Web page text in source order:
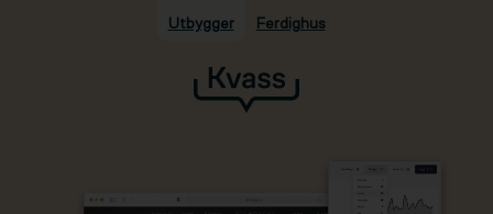
Hopp til hovedinnhold
Utbygger Ferdighus